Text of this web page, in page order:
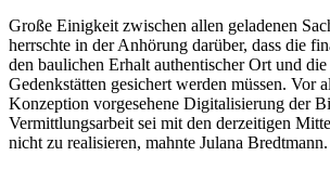
Große Einigkeit zwischen allen geladenen
herrschte in der Anhörung darüber, dass die
den baulichen Erhalt authentischer Ort und
Gedenkstätten gesichert werden müssen. Vor
Konzeption vorgesehene Digitalisierung der
Vermittlungsarbeit sei mit den derzeitigen
nicht zu realisieren, mahnte Julana Bredtmann.